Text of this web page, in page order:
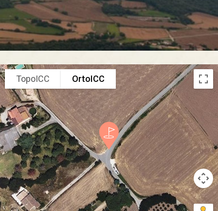
TopoICC OrtoICC